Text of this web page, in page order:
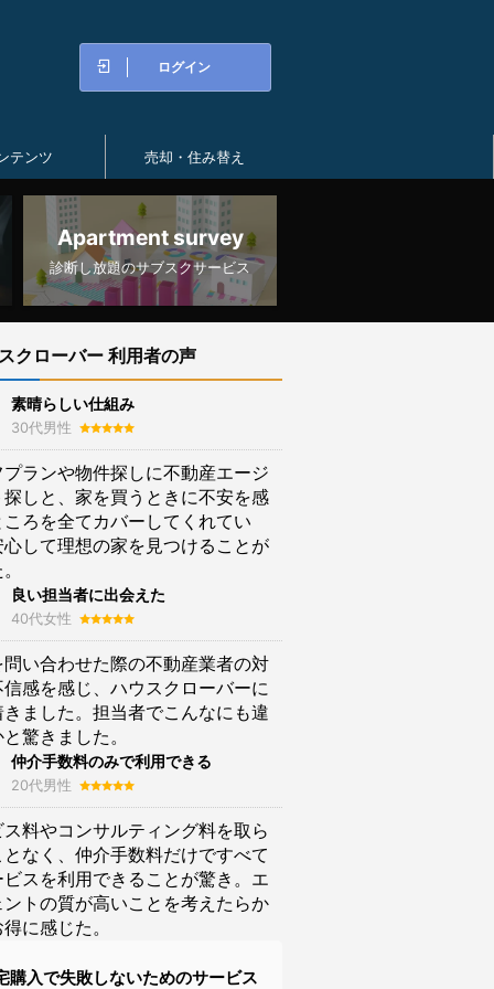
ログイン
テンツ 売却・住み替え
Apartment survey
診断し放題のサブスクサービス
クローバー 利用者の声
素晴らしい仕組み
30代男性
ランや物件探しに不動産エージ
しと、家を買うときに不安を感
ろを全てカバーしてくれてい
して理想の家を見つけることが
。
良い担当者に出会えた
40代女性
い合わせた際の不動産業者の対
感を感じ、ハウスクローバーに
ました。担当者でこんなにも違
驚きました。
仲介手数料のみで利用できる
20代男性
料やコンサルティング料を取ら
なく、仲介手数料だけですべて
スを利用できることが驚き。エ
トの質が高いことを考えたらか
に感じた。
購入で失敗しないためのサービス